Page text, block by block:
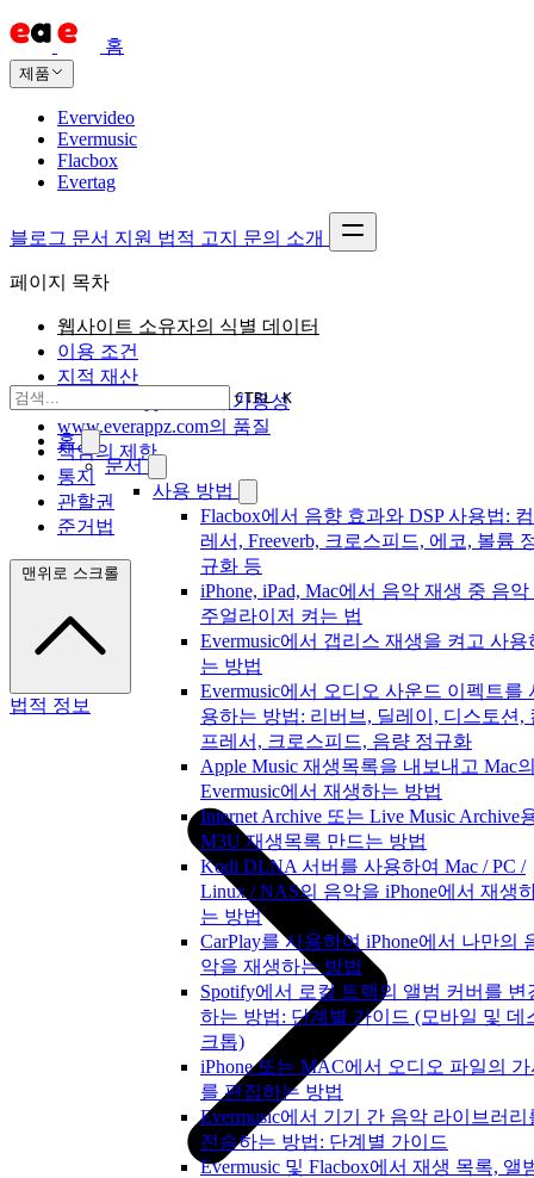
홈
제품
Evervideo
Evermusic
Flacbox
Evertag
블로그 문서 지원 법적 고지 문의 소개
CTRL K
홈
문서
사용 방법
Flacbox에서 음향 효과와 DSP 사용법:
레서, Freeverb, 크로스피드, 에코, 볼륨
규화 등
iPhone, iPad, Mac에서 음악 재생 중 음악
주얼라이저 켜는 법
Evermusic에서 갭리스 재생을 켜고 사용
는 방법
Evermusic에서 오디오 사운드 이펙트를
용하는 방법: 리버브, 딜레이, 디스토션,
프레서, 크로스피드, 음량 정규화
Apple Music 재생목록을 내보내고 Mac
Evermusic에서 재생하는 방법
Internet Archive 또는 Live Music Archive
M3U 재생목록 만드는 방법
Kodi DLNA 서버를 사용하여 Mac / PC /
Linux / NAS의 음악을 iPhone에서 재생
는 방법
CarPlay를 사용하여 iPhone에서 나만의
악을 재생하는 방법
Spotify에서 로컬 트랙의 앨범 커버를 변
하는 방법: 단계별 가이드 (모바일 및 데
크톱)
iPhone 또는 MAC에서 오디오 파일의
를 편집하는 방법
Evermusic에서 기기 간 음악 라이브러리
전송하는 방법: 단계별 가이드
Evermusic 및 Flacbox에서 재생 목록, 앨
페이지 목차
웹사이트 소유자의 식별 데이터
이용 조건
지적 재산
www.everappz.com의 가용성
www.everappz.com의 품질
책임의 제한
통지
관할권
준거법
맨위로 스크롤
법적 정보